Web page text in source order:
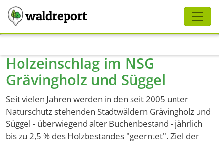
waldreport
Holzeinschlag im NSG
Grävingholz und Süggel
Seit vielen Jahren werden in den seit 2005 unter
Naturschutz stehenden Stadtwäldern Grävingholz und
Süggel - überwiegend alter Buchenbestand - jährlich
bis zu 2,5 % des Holzbestandes "geerntet". Ziel der
Schliessen